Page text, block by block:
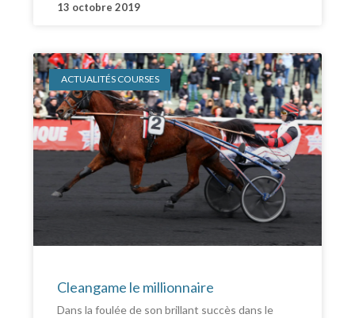
13 octobre 2019
ACTUALITÉS COURSES
Cleangame le millionnaire
Dans la foulée de son brillant succès dans le